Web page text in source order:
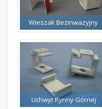
Wieszak Bezinwazyjny
Uchwyt Rynny Górnej